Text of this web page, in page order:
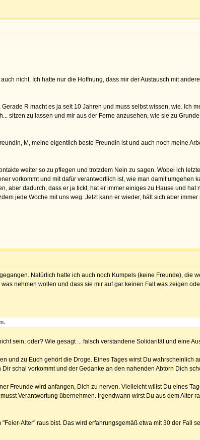
nicht. Ich hatte nur die Hoffnung, dass mir der Austausch mit
R macht es ja seit 10 Jahren und muss selbst wissen, wie. Ich
sitzen zu lassen und mir aus der Ferne anzusehen, wie sie zu
M, meine eigentlich beste Freundin ist und auch noch meine
weiter so zu pflegen und trotzdem Nein zu sagen. Wobei ich
vorkommt und mit dafür verantwortlich ist, wie man damit
aber dadurch, dass er ja tickt, hat er immer einiges zu Hause und
jede Woche mit uns weg. Jetzt kann er wieder, hält sich aber
Natürlich hatte ich auch noch Kumpels (keine Freunde), die
nehmen wollen und dass sie mir auf gar keinen Fall was zeigen
sein, oder? Wie gesagt ... falsch verstandene Solidarität und eine
und zu Euch gehört die Droge. Eines Tages wirst Du wahrscheinlich
schal vorkommt und der Gedanke an den nahenden Abtörn Dich
Freunde wird anfangen, Dich zu nerven. Vielleicht willst Du eines
Verantwortung übernehmen. Irgendwann wirst Du aus dem Alter
Alter" raus bist. Das wird erfahrungsgemäß etwa mit 30 der Fall